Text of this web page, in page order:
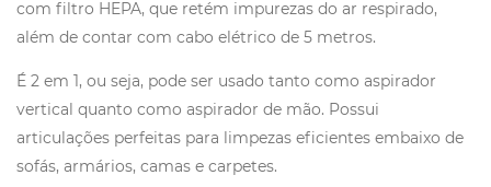
com filtro HEPA, que retém impurezas do ar respirado,
além de contar com cabo elétrico de 5 metros.
É 2 em 1, ou seja, pode ser usado tanto como aspirador
vertical quanto como aspirador de mão. Possui
articulações perfeitas para limpezas eficientes embaixo de
sofás, armários, camas e carpetes.